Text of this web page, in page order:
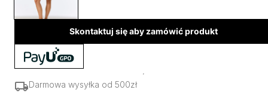
Skontaktuj się aby zamówić produkt
Darmowa wysyłka od 500zł